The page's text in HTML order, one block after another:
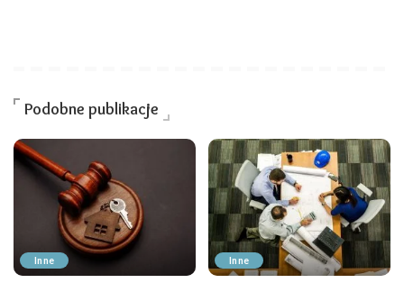
Podobne publikacje
Inne Inne